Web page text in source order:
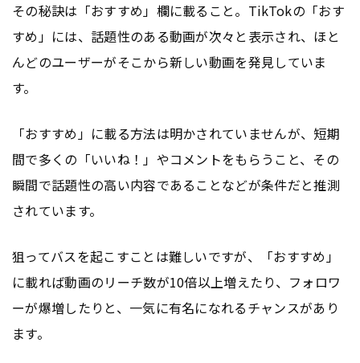
その秘訣は「おすすめ」欄に載ること。TikTokの「おす
すめ」には、話題性のある動画が次々と表示され、ほと
んどのユーザーがそこから新しい動画を発見していま
す。
「おすすめ」に載る方法は明かされていませんが、短期
間で多くの「いいね！」やコメントをもらうこと、その
瞬間で話題性の高い内容であることなどが条件だと推測
されています。
狙ってバスを起こすことは難しいですが、「おすすめ」
に載れば動画のリーチ数が10倍以上増えたり、フォロワ
ーが爆増したりと、一気に有名になれるチャンスがあり
ます。